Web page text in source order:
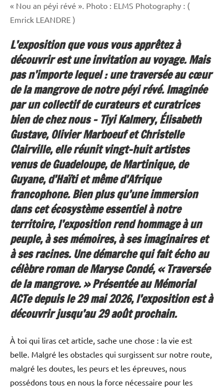
« Nou an péyi révé ». Photo : ELMS Photography : (
Emrick LEANDRE )
L’exposition que vous vous apprêtez à
découvrir est une invitation au voyage. Mais
pas n’importe lequel : une traversée au cœur
de la mangrove de notrepéyi révé. Imaginée
par un collectif de curateurs et curatrices
bien de chez nous – Tiyi Kalmery, Élisabeth
Gustave, Olivier Marboeuf et Christelle
Clairville, elle réunit vingt-huit artistes
venus de Guadeloupe, de Martinique, de
Guyane, d’Haïti et même d’Afrique
francophone. Bien plus qu’une immersion
dans cet écosystème essentiel à notre
territoire, l’exposition rend hommage à un
peuple, à ses mémoires, à ses imaginaires et
à ses racines. Une démarche qui fait écho au
célèbre roman de Maryse Condé, «Traversée
de la mangrove. » Présentée au Mémorial
ACTe depuis le 29 mai 2026, l’exposition est à
découvrir jusqu’au 29 août prochain.
À toi qui liras cet article, sache une chose : la vie est
belle. Malgré les obstacles qui surgissent sur notre route,
malgré les doutes, les peurs et les épreuves, nous
possédons tous en nous la force nécessaire pour les